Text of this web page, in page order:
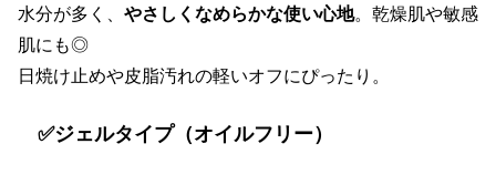
水分が多く、 やさしくなめらかな使い心地。乾燥肌や敏感
肌にも◎
日焼け止めや皮脂汚れの軽いオフにぴったり。
✅ジェルタイプ（オイルフリー）